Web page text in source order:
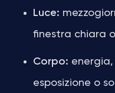
Luce:
finestra chiara
Corpo:
esposizione o